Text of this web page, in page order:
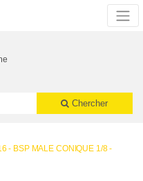
Chercher
- BSP MALE CONIQUE 1/8 -